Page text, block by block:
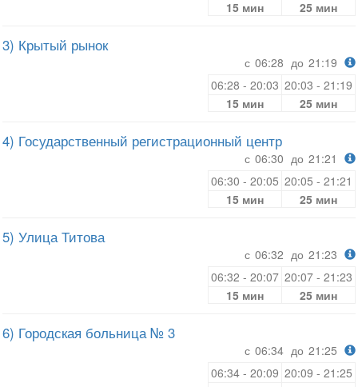
15 мин 25 мин
3) Крытый рынок
с 06:28 до 21:19
06:28 - 20:03 20:03 - 21:19
15 мин
25 мин
4) Государственный регистрационный центр
с 06:30 до 21:21
06:30 - 20:05 20:05 - 21:21
15 мин
25 мин
5) Улица Титова
с 06:32 до 21:23
06:32 - 20:07 20:07 - 21:23
15 мин
25 мин
6) Городская больница № 3
с 06:34 до 21:25
06:34 - 20:09 20:09 - 21:25